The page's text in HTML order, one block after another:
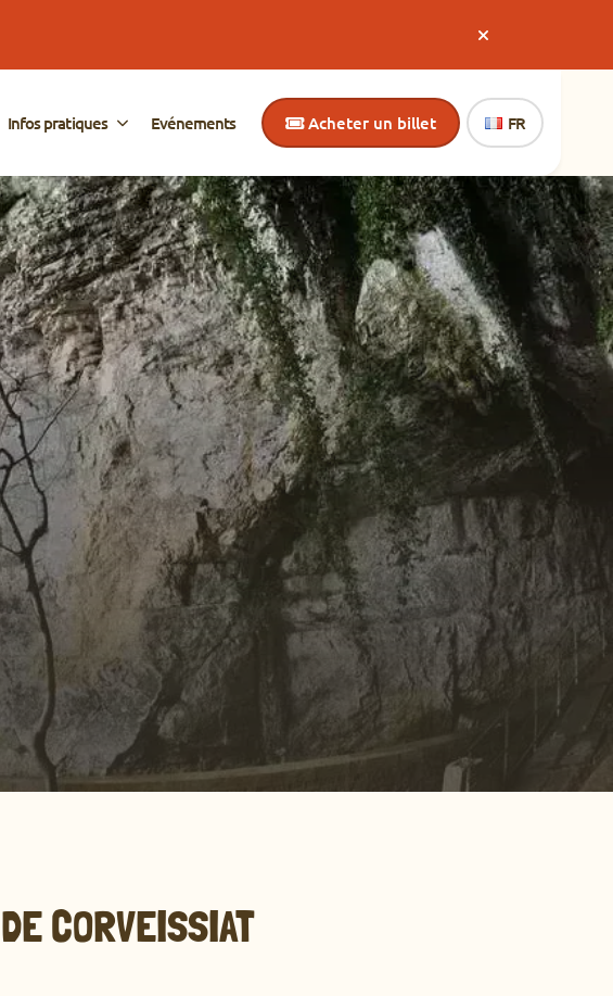
préhistoriques et participez à notre atelier de
Infos pratiques Evénements Acheter un billet FR
CORVEISSIAT